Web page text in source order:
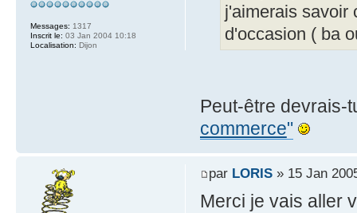
j'aimerais savoir
d'occasion ( ba
Peut-être devrais-
commerce"
Messages: 1317
Inscrit le: 03 Jan 2004 10:18
Localisation: Dijon
par LORIS» 15 Jan
Merci je vais aller